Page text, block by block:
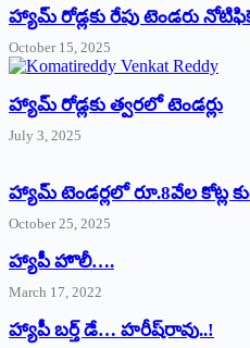
హ్యామ్‌ రోడ్లకు రేపు టెండరు
October 15, 2025
హ్యామ్‌ రోడ్లకు త్వరలో టెండర్లు
July 3, 2025
హ్యామ్‌ ‌టెండర్లలో రూ.8వేల కోట్ల
October 25, 2025
హ్యాపీ హొలీ….
March 17, 2022
హ్యాపీ బర్త్ ‌డే… హరీష్‌రావు..!